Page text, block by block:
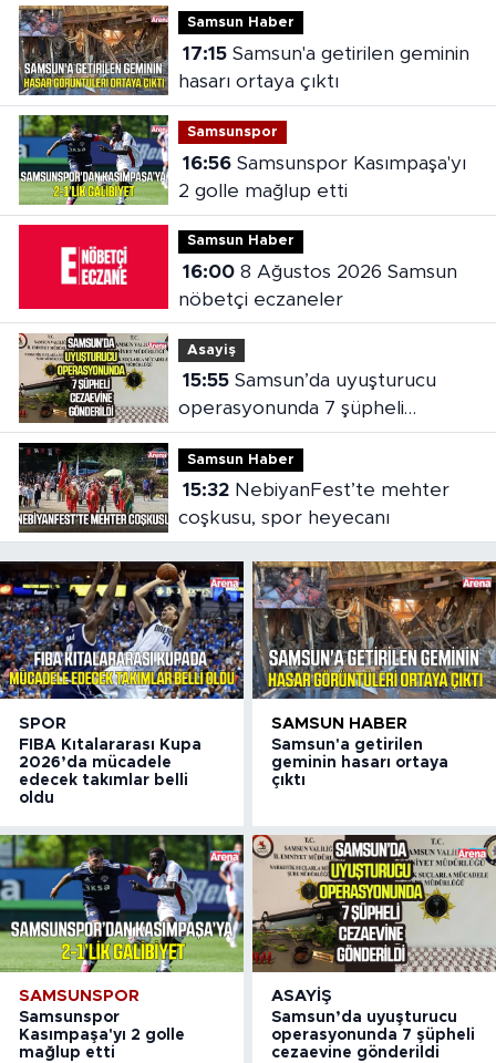
Samsun Haber
17:15Samsun'a getirilen geminin
hasarı ortaya çıktı
Samsunspor
16:56Samsunspor Kasımpaşa'yı
2 golle mağlup etti
Samsun Haber
16:008 Ağustos 2026 Samsun
nöbetçi eczaneler
Asayiş
15:55Samsun’da uyuşturucu
operasyonunda 7 şüpheli
cezaevine gönderildi
Samsun Haber
15:32NebiyanFest’te mehter
coşkusu, spor heyecanı
SPOR
FIBA Kıtalararası Kupa
2026’da mücadele
edecek takımlar belli
oldu
SAMSUN HABER
Samsun'a getirilen
geminin hasarı ortaya
çıktı
SAMSUNSPOR
Samsunspor
Kasımpaşa'yı 2 golle
mağlup etti
ASAYIŞ
Samsun’da uyuşturucu
operasyonunda 7 şüpheli
cezaevine gönderildi